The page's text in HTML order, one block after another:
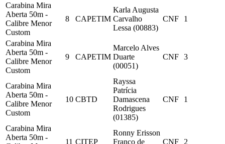
Carabina Mira
Aberta 50m -
Calibre Menor
Custom
8 CAPETIM
Karla Augusta
Carvalho
Lessa (00883)
CNF 1
Carabina Mira
Aberta 50m -
Calibre Menor
Custom
9 CAPETIM
Marcelo Alves
Duarte
(00051)
CNF 3
Carabina Mira
Aberta 50m -
Calibre Menor
Custom
10 CBTD
Rayssa
Patrícia
Damascena
Rodrigues
(01385)
CNF 1
Carabina Mira
Aberta 50m -
11 CITEP
Ronny Erisson
Franco de
CNF 2